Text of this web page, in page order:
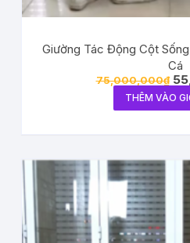
Giường Tác Động Cột
Cá
75,000,000₫
THÊM VÀO